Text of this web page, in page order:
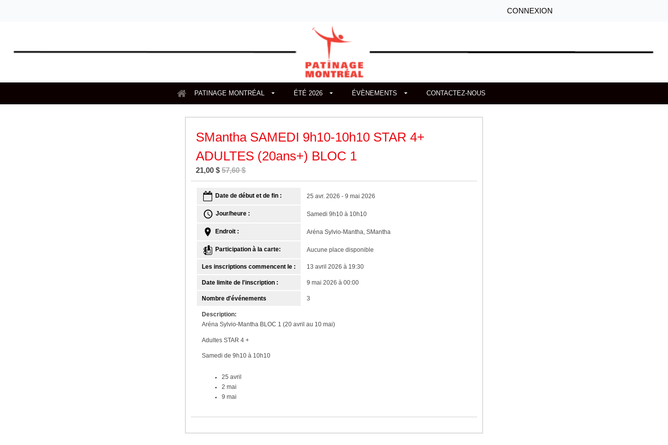
CONNEXION
PATINAGE MONTRÉAL ÉTÉ 2026 ÉVÈNEMENTS CONTACTEZ-NOUS
SMantha SAMEDI 9h10-10h10 STAR 4+
ADULTES (20ans+) BLOC 1
21,00 $ 57,60 $
Date de début et de fin : 25 avr. 2026 - 9 mai 2026
Jour/heure : Samedi 9h10 à 10h10
Endroit : Aréna Sylvio-Mantha, SMantha
Participation à la carte: Aucune place disponible
Les inscriptions commencent le : 13 avril 2026 à 19:30
Date limite de l'inscription : 9 mai 2026 à 00:00
Nombre d'événements 3
Description:
Aréna Sylvio-Mantha BLOC 1 (20 avril au 10 mai)
Adultes STAR 4 +
Samedi de 9h10 à 10h10
25 avril
2 mai
9 mai